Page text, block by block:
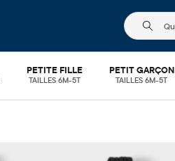
PETITE FILLE
TAILLES 6M-5T
PETIT GARÇON
TAILLES 6M-5T